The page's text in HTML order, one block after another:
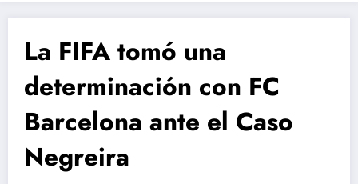
La FIFA tomó una
determinación con FC
Barcelona ante el Caso
Negreira